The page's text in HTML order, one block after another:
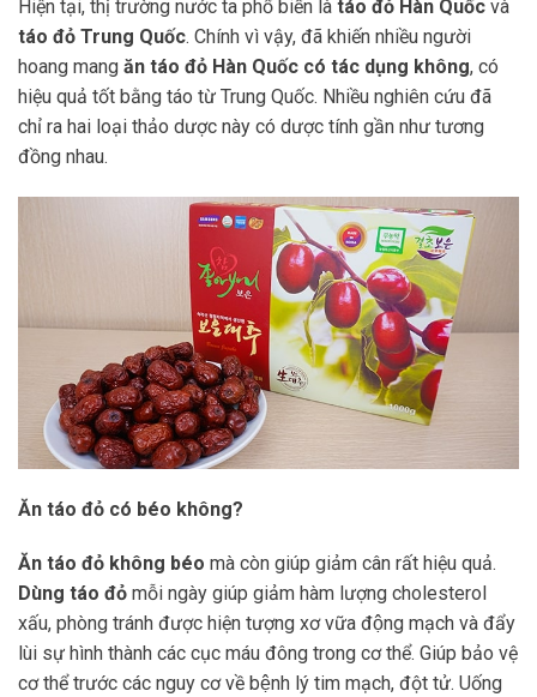
Hiện tại, thị trường nước ta phổ biến là táo đỏ Hàn Quốc và
táo đỏ Trung Quốc. Chính vì vậy, đã khiến nhiều người
hoang mang ăn táo đỏ Hàn Quốc có tác dụng không, có
hiệu quả tốt bằng táo từ Trung Quốc. Nhiều nghiên cứu đã
chỉ ra hai loại thảo dược này có dược tính gần như tương
đồng nhau.
Ăn táo đỏ có béo không?
Ăn táo đỏ không béo mà còn giúp giảm cân rất hiệu quả.
Dùng táo đỏ mỗi ngày giúp giảm hàm lượng cholesterol
xấu, phòng tránh được hiện tượng xơ vữa động mạch và đẩy
lùi sự hình thành các cục máu đông trong cơ thể. Giúp bảo vệ
cơ thể trước các nguy cơ về bệnh lý tim mạch, đột tử. Uống